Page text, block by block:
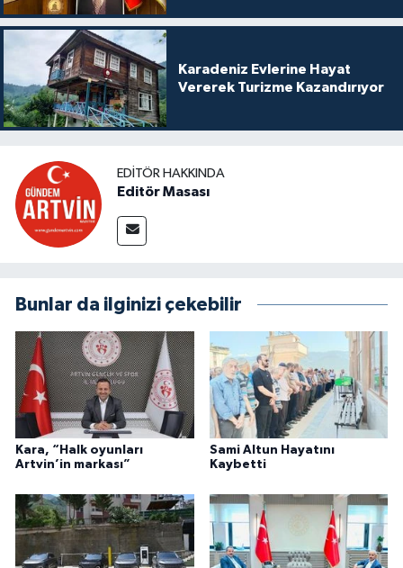
Karadeniz Evlerine Hayat
Vererek Turizme Kazandırıyor
EDITÖR HAKKINDA
Editör Masası
Bunlar da ilginizi çekebilir
Kara, “Halk oyunları
Artvin’in markası”
Sami Altun Hayatını
Kaybetti